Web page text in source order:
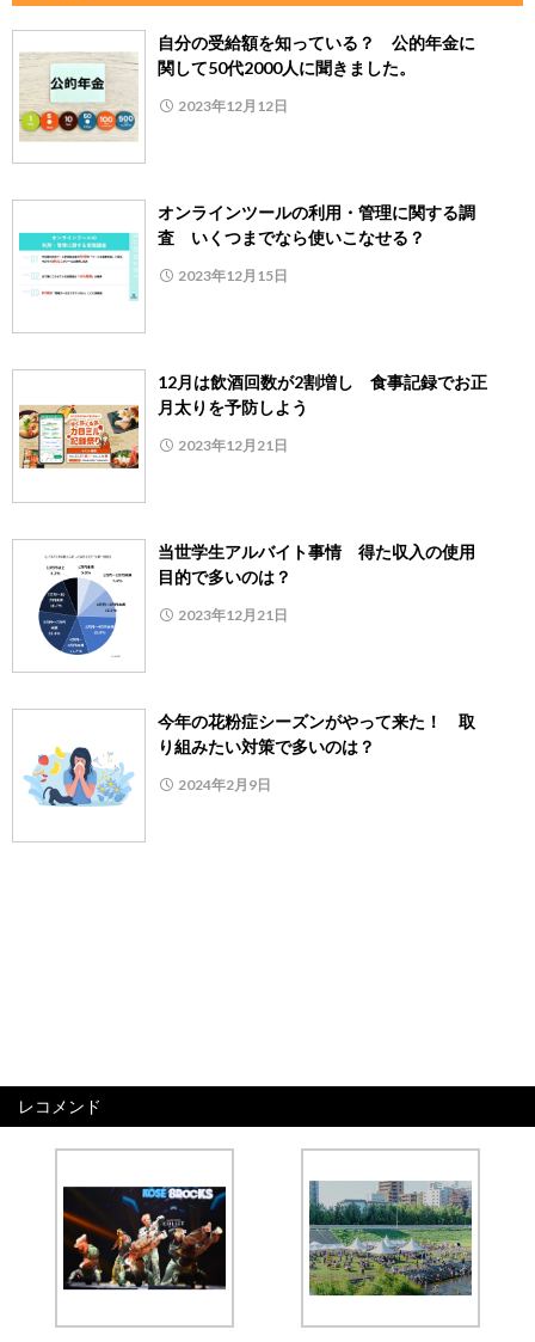
自分の受給額を知っている？ 公的年金に
関して50代2000人に聞きました。
2023年12月12日
オンラインツールの利用・管理に関する調
査 いくつまでなら使いこなせる？
2023年12月15日
12月は飲酒回数が2割増し 食事記録でお正
月太りを予防しよう
2023年12月21日
当世学生アルバイト事情 得た収入の使用
目的で多いのは？
2023年12月21日
今年の花粉症シーズンがやって来た！ 取
り組みたい対策で多いのは？
2024年2月9日
レコメンド